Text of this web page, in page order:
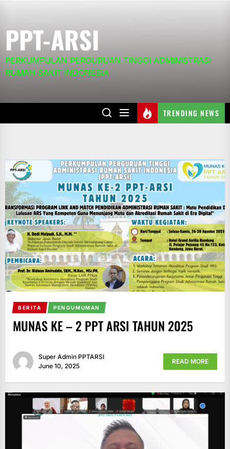
the
content
PPT-ARSI
PERKUMPULAN PERGURUAN TINGGI ADMINISTRASI
RUMAH SAKIT INDONESIA
TRENDING NEWS
BERITA PENGUMUMAN
MUNAS KE – 2 PPT ARSI TAHUN 2025
Super Admin PPTARSI
June 10, 2025
READ MORE